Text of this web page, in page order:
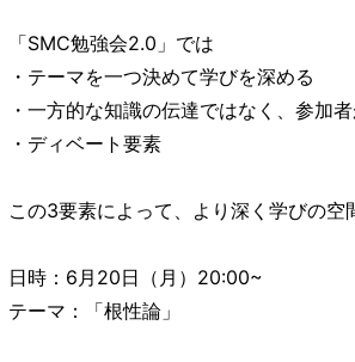
「SMC勉強会2.0」では
・テーマを一つ決めて学びを深める
・一方的な知識の伝達ではなく、参加
・ディベート要素
この3要素によって、より深く学びの空
日時：6月20日（月）20:00~
テーマ：「根性論」